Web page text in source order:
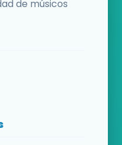
de músicos